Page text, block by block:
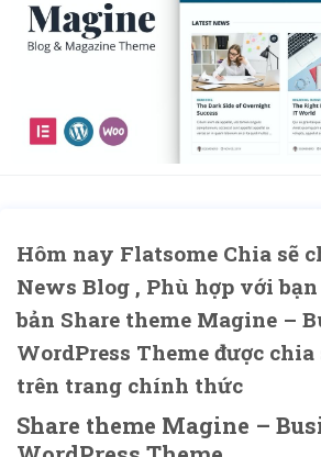
Hôm nay Flatsome Chia sẽ
News Blog , Phù hợp với
bản Share theme Magine –
WordPress Theme được
trên trang chính thức
Share theme Magine –